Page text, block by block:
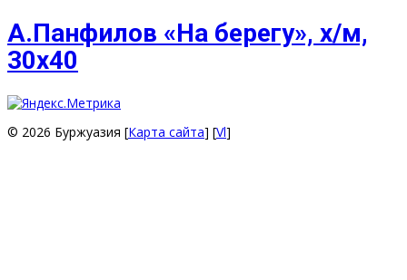
А.Панфилов «На берегу», х/м,
30х40
© 2026 Буржуазия [Карта сайта] [Vl]